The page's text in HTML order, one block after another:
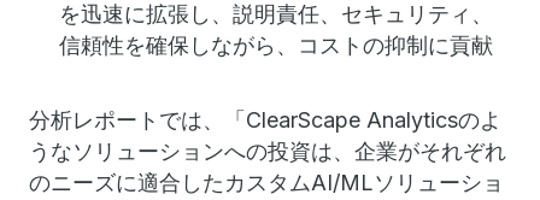
を迅速に拡張し、説明責任、セキュリティ、
信頼性を確保しながら、コストの抑制に貢献
分析レポートでは、「ClearScape Analyticsのよ
うなソリューションへの投資は、企業がそれぞれ
のニーズに適合したカスタムAI/MLソリューショ